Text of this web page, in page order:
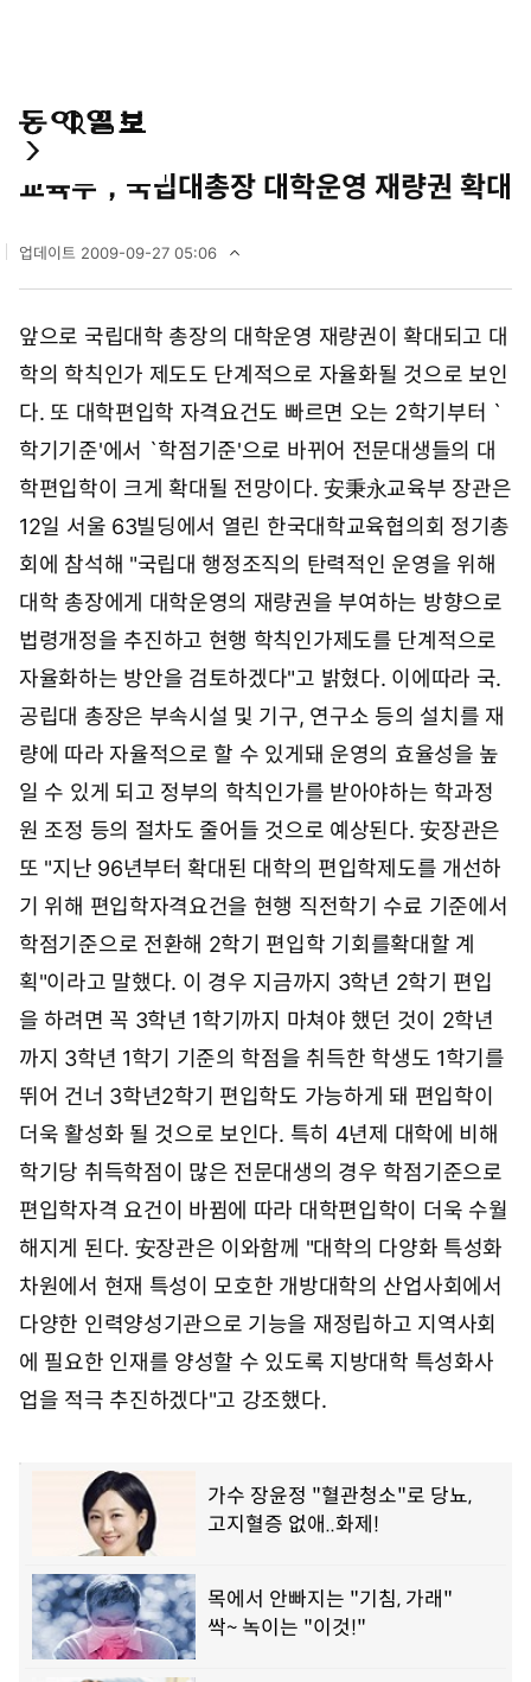
통
검
마
페
지
전
메
펼
기
사회
교육부，국립대총장 대학운영 재량권 확대
업데이트 2009-09-27 05:06
9
년
월
7
일
0
5
0
분
앞으로 국립대학 총장의 대학운영 재량권이 확대되고 대
학의 학칙인가 제도도 단계적으로 자율화될 것으로 보인
다. 또 대학편입학 자격요건도 빠르면 오는 2학기부터 `
학기기준'에서 `학점기준'으로 바뀌어 전문대생들의 대
학편입학이 크게 확대될 전망이다. 安秉永교육부 장관은
12일 서울 63빌딩에서 열린 한국대학교육협의회 정기총
회에 참석해 "국립대 행정조직의 탄력적인 운영을 위해
대학 총장에게 대학운영의 재량권을 부여하는 방향으로
법령개정을 추진하고 현행 학칙인가제도를 단계적으로
자율화하는 방안을 검토하겠다"고 밝혔다. 이에따라 국.
공립대 총장은 부속시설 및 기구, 연구소 등의 설치를 재
량에 따라 자율적으로 할 수 있게돼 운영의 효율성을 높
일 수 있게 되고 정부의 학칙인가를 받아야하는 학과정
원 조정 등의 절차도 줄어들 것으로 예상된다. 安장관은
또 "지난 96년부터 확대된 대학의 편입학제도를 개선하
기 위해 편입학자격요건을 현행 직전학기 수료 기준에서
학점기준으로 전환해 2학기 편입학 기회를확대할 계
획"이라고 말했다. 이 경우 지금까지 3학년 2학기 편입
을 하려면 꼭 3학년 1학기까지 마쳐야 했던 것이 2학년
까지 3학년 1학기 기준의 학점을 취득한 학생도 1학기를
뛰어 건너 3학년2학기 편입학도 가능하게 돼 편입학이
더욱 활성화 될 것으로 보인다. 특히 4년제 대학에 비해
학기당 취득학점이 많은 전문대생의 경우 학점기준으로
편입학자격 요건이 바뀜에 따라 대학편입학이 더욱 수월
해지게 된다. 安장관은 이와함께 "대학의 다양화 특성화
차원에서 현재 특성이 모호한 개방대학의 산업사회에서
다양한 인력양성기관으로 기능을 재정립하고 지역사회
에 필요한 인재를 양성할 수 있도록 지방대학 특성화사
업을 적극 추진하겠다"고 강조했다.